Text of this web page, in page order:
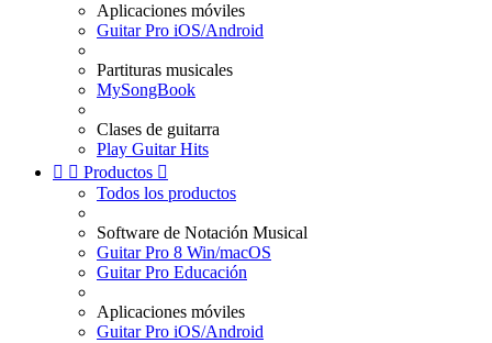
Aplicaciones móviles
Guitar Pro iOS/Android
Partituras musicales
MySongBook
Clases de guitarra
Play Guitar Hits
  Productos 
Todos los productos
Software de Notación Musical
Guitar Pro 8 Win/macOS
Guitar Pro Educación
Aplicaciones móviles
Guitar Pro iOS/Android